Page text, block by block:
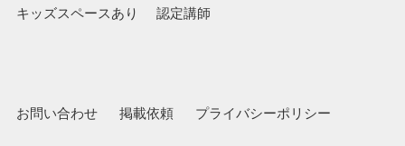
キッズスペースあり
認定講師
お問い合わせ 掲載依頼 プライバシーポリシー